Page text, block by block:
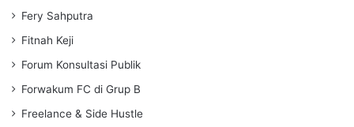
Fery Sahputra
Fitnah Keji
Forum Konsultasi Publik
Forwakum FC di Grup B
Freelance & Side Hustle